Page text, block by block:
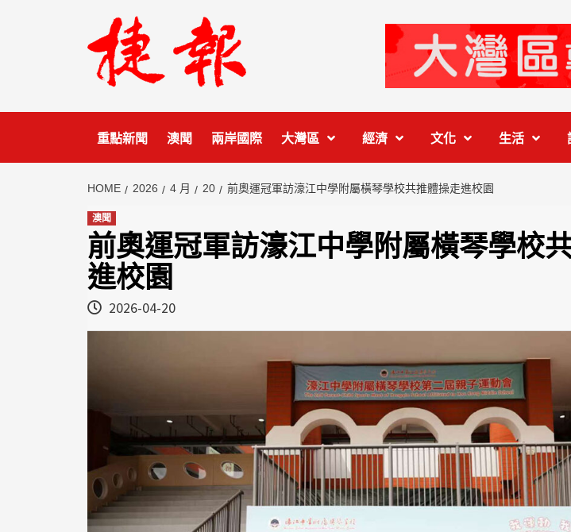
重點新聞 澳聞 兩岸國際 大灣區 經濟 文化 生活
HOME 2026 4 月 20 前奧運冠軍訪濠江中學附屬橫琴學校共推體操走進校園
澳聞
前奧運冠軍訪濠江中學附屬橫琴學校
進校園
2026-04-20